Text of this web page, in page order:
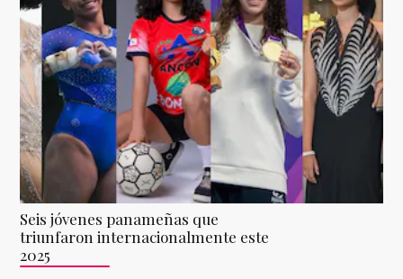
Seis jóvenes panameñas que
triunfaron internacionalmente este
2025